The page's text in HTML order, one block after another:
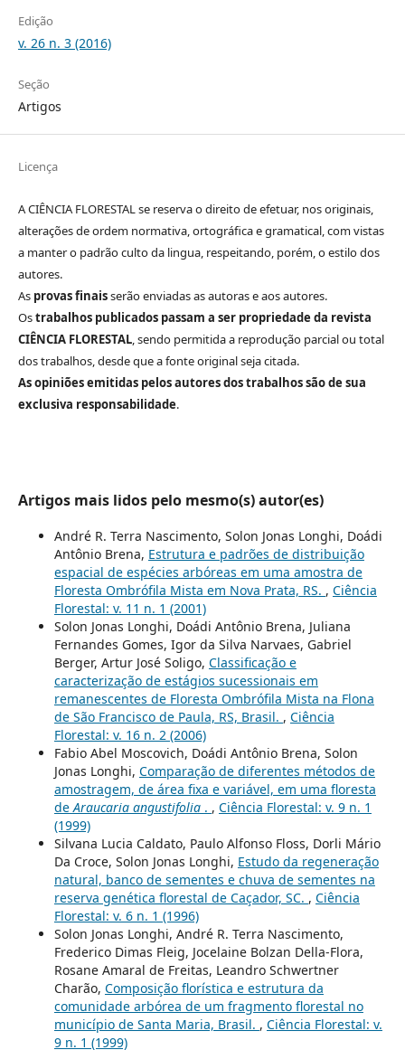
Edição
v. 26 n. 3 (2016)
Seção
Artigos
Licença
A CIÊNCIA FLORESTAL se reserva o direito de efetuar, nos originais,
alterações de ordem normativa, ortográfica e gramatical, com vistas
a manter o padrão culto da lingua, respeitando, porém, o estilo dos
autores.
As provas finaisserão enviadas as autoras e aos autores.
Ostrabalhos publicados passam a ser propriedade da revista
CIÊNCIA FLORESTAL, sendo permitida a reprodução parcial ou total
dos trabalhos, desde que a fonte original seja citada.
As opiniões emitidas pelos autores dos trabalhos são de sua
exclusiva responsabilidade.
Artigos mais lidos pelo mesmo(s) autor(es)
André R. Terra Nascimento, Solon Jonas Longhi, Doádi
Antônio Brena, Estrutura e padrões de distribuição
espacial de espécies arbóreas em uma amostra de
Floresta Ombrófila Mista em Nova Prata, RS. , Ciência
Florestal: v. 11 n. 1 (2001)
Solon Jonas Longhi, Doádi Antônio Brena, Juliana
Fernandes Gomes, Igor da Silva Narvaes, Gabriel
Berger, Artur José Soligo, Classificação e
caracterização de estágios sucessionais em
remanescentes de Floresta Ombrófila Mista na Flona
de São Francisco de Paula, RS, Brasil. , Ciência
Florestal: v. 16 n. 2 (2006)
Fabio Abel Moscovich, Doádi Antônio Brena, Solon
Jonas Longhi, Comparação de diferentes métodos de
amostragem, de área fixa e variável, em uma floresta
deAraucaria angustifolia . , Ciência Florestal: v. 9 n. 1
(1999)
Silvana Lucia Caldato, Paulo Alfonso Floss, Dorli Mário
Da Croce, Solon Jonas Longhi, Estudo da regeneração
natural, banco de sementes e chuva de sementes na
reserva genética florestal de Caçador, SC. , Ciência
Florestal: v. 6 n. 1 (1996)
Solon Jonas Longhi, André R. Terra Nascimento,
Frederico Dimas Fleig, Jocelaine Bolzan Della-Flora,
Rosane Amaral de Freitas, Leandro Schwertner
Charão, Composição florística e estrutura da
comunidade arbórea de um fragmento florestal no
município de Santa Maria, Brasil. , Ciência Florestal: v.
9 n. 1 (1999)